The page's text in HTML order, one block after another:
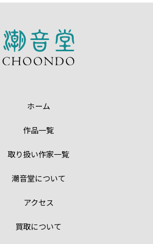
ホーム
作品一覧
取り扱い作家一覧
潮音堂について
アクセス
買取について